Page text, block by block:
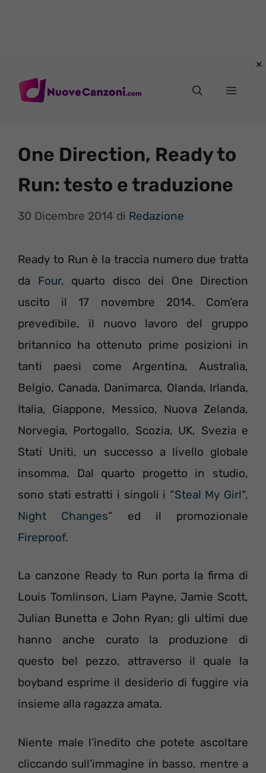
Menu
One Direction, Ready to
Run: testo e traduzione
30 Dicembre 2014 di Redazione
Ready to Run è la traccia numero due tratta
da Four, quarto disco dei One Direction
uscito il 17 novembre 2014. Com’era
prevedibile, il nuovo lavoro del gruppo
britannico ha ottenuto prime posizioni in
tanti paesi come Argentina, Australia,
Belgio, Canada, Danimarca, Olanda, Irlanda,
Italia, Giappone, Messico, Nuova Zelanda,
Norvegia, Portogallo, Scozia, UK, Svezia e
Stati Uniti, un successo a livello globale
insomma. Dal quarto progetto in studio,
sono stati estratti i singoli i “Steal My Girl“,
Night Changes” ed il promozionale
Fireproof.
La canzone Ready to Run porta la firma di
Louis Tomlinson, Liam Payne, Jamie Scott,
Julian Bunetta e John Ryan; gli ultimi due
hanno anche curato la produzione di
questo bel pezzo, attraverso il quale la
boyband esprime il desiderio di fuggire via
insieme alla ragazza amata.
Niente male l’inedito che potete ascoltare
cliccando sull’immagine in basso, mentre a